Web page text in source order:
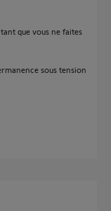
que vous ne faites
sous tension